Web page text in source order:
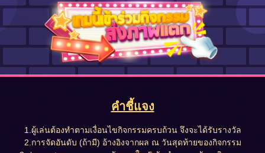
คำชี้แจง
1.ผู้เล่นต้องทำตามเงื่อนไขกิจกรรมครบถ้วน จึงจะได้รับรางวัล
2.การจัดอันดับ (ถ้ามี) อ้างอิงจากผล ณ วันสุดท้ายของกิจกรรม